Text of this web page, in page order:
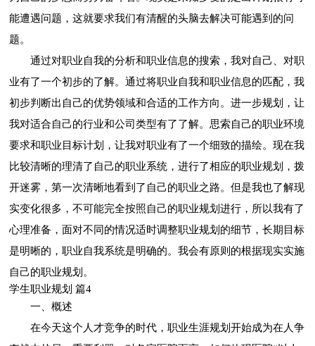
能遭遇问题，这就要求我们有清醒的头脑去解决可能遇到的问
题。
通过对职业自我的分析和职业信息的搜索，我对自己、对职
业有了一个初步的了解。通过将职业自我和职业信息的匹配，我
初步判断出自己的优势领域和合适的工作方向。进一步规划，让
我对适合自己的行业和公司类型有了了解。思索自己的职业环境
要求和职业目标计划，让我对职业有了一个细致的描绘。现在我
比较清晰的理清了自己的职业系统，进行了相应的职业规划，拨
开迷雾，第一次清晰地看到了自己的职业之路。但是我也了解现
实变化很多，不可能完全按照自己的职业规划进行，所以我有了
心理准备，面对不同的情况适时调整职业规划的细节，长期目标
是明晰的，职业自我系统是明确的。我会有原则的根据现实实施
自己的职业规划。
学生职业规划 篇4
一、概述
在今天这个人才竞争的时代，职业生涯规划开始成为在人争